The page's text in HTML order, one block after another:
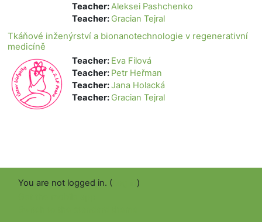
Teacher:Aleksei Pashchenko
Teacher: Gracian Tejral
Tkáňové inženýrství a bionanotechnologie v regenerativní
medicíně
Teacher: Eva Filová
Teacher: Petr Heřman
Teacher:Jana Holacká
Teacher: Gracian Tejral
You are not logged in. (
)